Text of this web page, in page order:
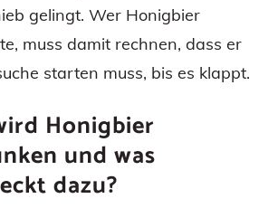
gelingt. Wer Honigbier
muss damit rechnen, dass er
starten muss, bis es klappt.
Honigbier
und was
dazu?